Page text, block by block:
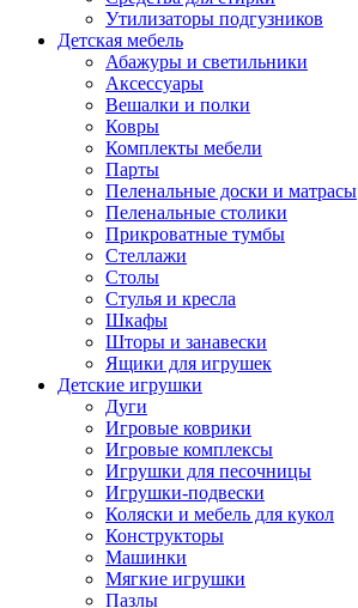
Утилизаторы подгузников
Детская мебель
Абажуры и светильники
Аксессуары
Вешалки и полки
Ковры
Комплекты мебели
Парты
Пеленальные доски и матрасы
Пеленальные столики
Прикроватные тумбы
Стеллажи
Столы
Стулья и кресла
Шкафы
Шторы и занавески
Ящики для игрушек
Детские игрушки
Дуги
Игровые коврики
Игровые комплексы
Игрушки для песочницы
Игрушки-подвески
Коляски и мебель для кукол
Конструкторы
Машинки
Мягкие игрушки
Пазлы